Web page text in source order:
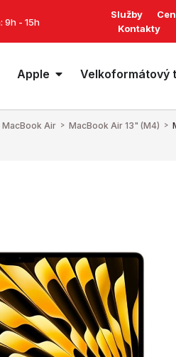
9h - 15h
Služby
Kontakty
Apple Velkoformátový
MacBook Air > MacBook Air 13" (M4) >